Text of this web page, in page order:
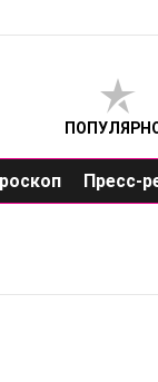
Пресс-